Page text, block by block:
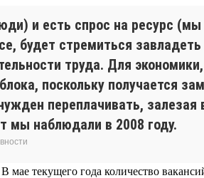
и есть спрос на ресурс
будет стремиться
труда. Для
поскольку получается
переплачивать, залезая
мы наблюдали в 2008 году.
текущего года количество